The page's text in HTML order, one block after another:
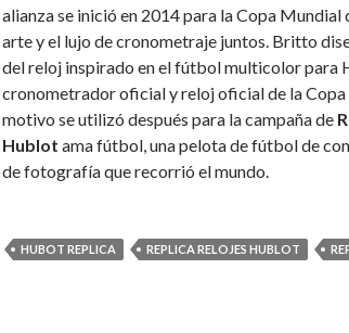
alianza se inició en 2014 para la Copa
arte y el lujo de cronometraje juntos. Britto
del reloj inspirado en el fútbol multicolor para
cronometrador oficial y reloj oficial de la
motivo se utilizó después para la campaña de
Hublot ama fútbol, ​​una pelota de fútbol de
de fotografía que recorrió el mundo.
HUBOT REPLICA REPLICA RELOJES HUBLOT